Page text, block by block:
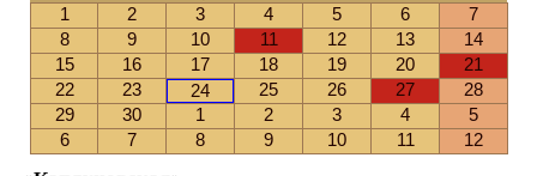
1
2 3 4 5 6
7
8
9 10 11 12 13
14
15
16 17 18 19 20
21
22
23 24 25 26 27
28
29
30 1 2 3 4
5
6
7 8 9 10 11 12